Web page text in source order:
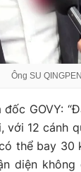
Ông SU
đốc GOVY:
12 cánh
thể bay 30
diện